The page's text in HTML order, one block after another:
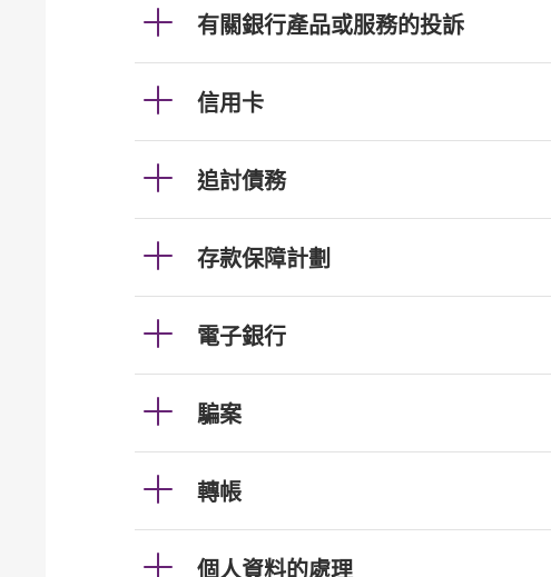
有關銀行產品或服務的投訴
信用卡
追討債務
存款保障計劃
電子銀行
騙案
轉帳
個人資料的處理